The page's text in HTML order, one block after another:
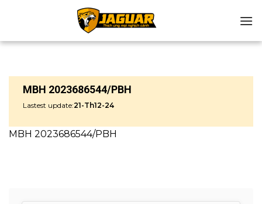
MBH 2023686544/PBH
Lastest update:21-Th12-24
MBH 2023686544/PBH